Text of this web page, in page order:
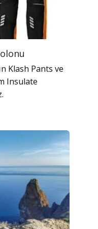
Klash Pants ve
Insulate